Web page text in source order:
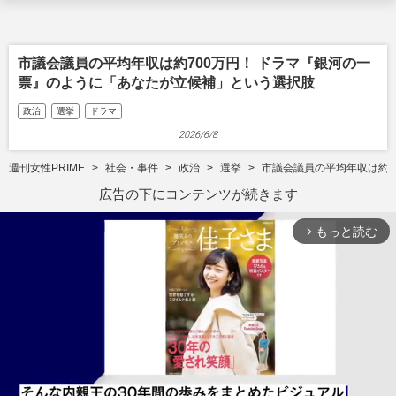
市議会議員の平均年収は約700万円！ ドラマ『銀河の一
票』のように「あなたが立候補」という選択肢
政治 選挙 ドラマ
2026/6/8
週刊女性PRIME 社会・事件 政治 選挙 市議会議員の平均年収は約
広告の下にコンテンツが続きます
arrow_forward_ios もっと読む